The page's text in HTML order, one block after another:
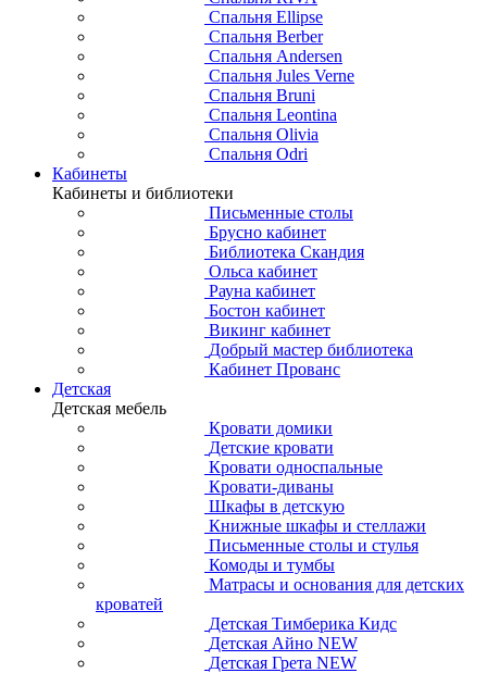
Спальня Ellipse
Спальня Berber
Спальня Andersen
Спальня Jules Verne
Спальня Bruni
Спальня Leontina
Спальня Olivia
Спальня Odri
Кабинеты
Кабинеты и библиотеки
Письменные столы
Брусно кабинет
Библиотека Скандия
Ольса кабинет
Рауна кабинет
Бостон кабинет
Викинг кабинет
Добрый мастер библиотека
Кабинет Прованс
Детская
Детская мебель
Кровати домики
Детские кровати
Кровати односпальные
Кровати-диваны
Шкафы в детскую
Книжные шкафы и стеллажи
Письменные столы и стулья
Комоды и тумбы
Матрасы и основания для детских
кроватей
Детская Тимберика Кидс
Детская Айно NEW
Детская Грета NEW